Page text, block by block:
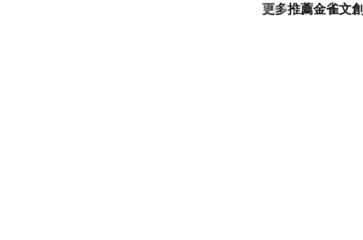
更多推薦金雀文創
看更多